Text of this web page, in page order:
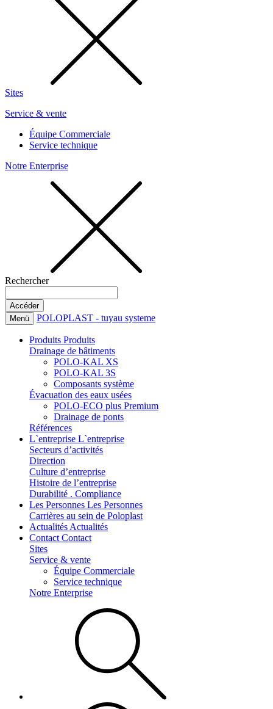
Sites
Service & vente
Équipe Commerciale
Service technique
Notre Enterprise
Rechercher
Menü POLOPLAST - tuyau systeme
Produits Produits
Drainage de bâtiments
POLO-KAL XS
POLO-KAL 3S
Composants système
Évacuation des eaux usées
POLO-ECO plus Premium
Drainage de ponts
Références
L`entreprise L`entreprise
Secteurs d’activités
Direction
Culture d’entreprise
Histoire de l’entreprise
Durabilité . Compliance
Les Personnes Les Personnes
Carrières au sein de Poloplast
Actualités Actualités
Contact Contact
Sites
Service & vente
Équipe Commerciale
Service technique
Notre Enterprise